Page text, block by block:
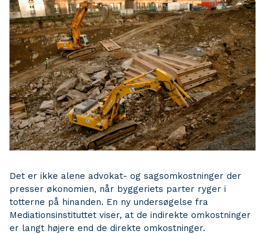
Det er ikke alene advokat- og sagsomkostninger der
presser økonomien, når byggeriets parter ryger i
totterne på hinanden. En ny undersøgelse fra
Mediationsinstituttet viser, at de indirekte omkostninger
er langt højere end de direkte omkostninger.